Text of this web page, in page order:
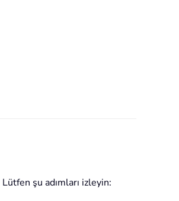
şu adımları izleyin: